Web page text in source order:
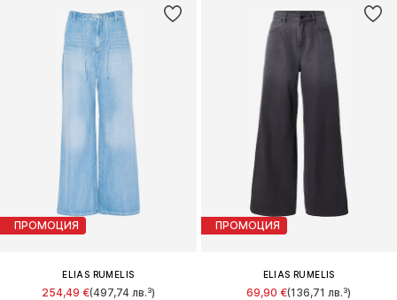
ПРОМОЦИЯ
ELIAS RUMELIS
254,49 €(497,74 лв.³)
ПРОМОЦИЯ
ELIAS RUMELIS
69,90 €(136,71 лв.³)